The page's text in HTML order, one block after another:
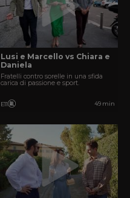
Lusi e Marcello vs Chiara e
Daniela
Fratelli contro sorelle in una sfida
carica di passione e sport.
E11 49 min